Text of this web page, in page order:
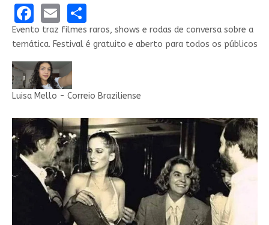
Facebook
EmailShare
Evento traz filmes raros, shows e rodas de conversa sobre a
temática. Festival é gratuito e aberto para todos os públicos
Luisa Mello - Correio Braziliense